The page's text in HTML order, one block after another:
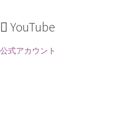
YouTube
公式アカウント